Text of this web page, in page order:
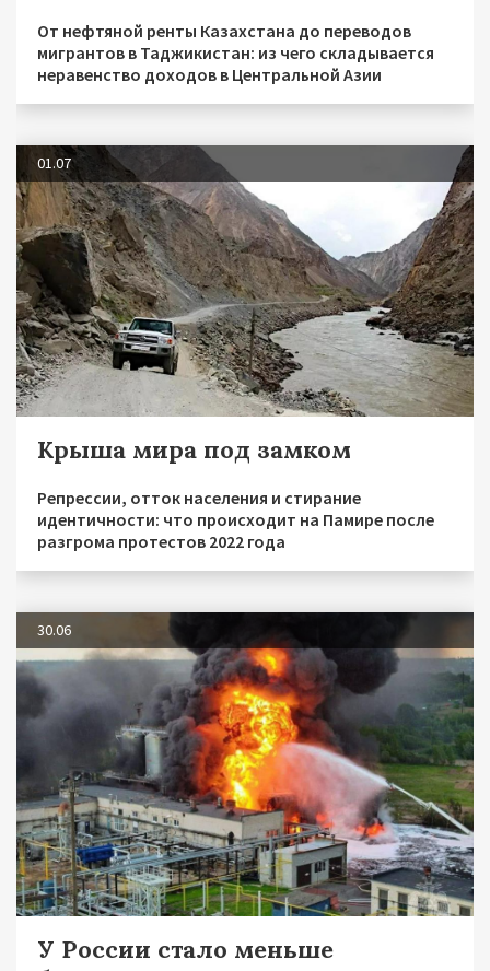
От нефтяной ренты Казахстана до переводов
мигрантов в Таджикистан: из чего складывается
неравенство доходов в Центральной Азии
01.07
Крыша мира под замком
Репрессии, отток населения и стирание
идентичности: что происходит на Памире после
разгрома протестов 2022 года
30.06
У России стало меньше